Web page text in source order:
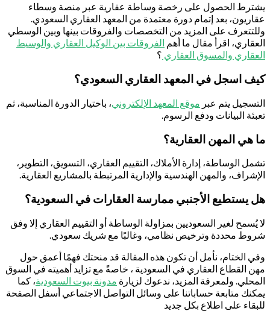
الحصول على رخصة وساطة عقارية عبر منصة وسطاء
بعد إتمام دورة معتمدة من المعهد العقاري السعودي.
على المزيد من التخصصات والفروقات بينها وبين الوسطي
اقرأ مقال ما أهمالفروقات بين الوكيل العقاري والوسيط
والمسوق العقاري ؟
اسجل في المعهد العقاري السعودي؟
يتم عبرموقع المعهد الإلكتروني، باختيار الدورة المناسبة، ثم
البيانات ودفع الرسوم.
هي المهن العقارية؟
الوساطة، إدارة الأملاك، التقييم العقاري، التسويق، التطوير،
والمهن الهندسية والإدارية المرتبطة بالمشاريع العقارية.
يستطيع الأجنبي ممارسة العقارات في السعودية؟
يُسمح لغير السعوديين بمزاولة الوساطة أو التقييم العقاري إلا وفق
محددة وترخيص نظامي، وغالبًا مع شريك سعودي.
الختام، نأمل أن تكون هذه المقالة قد منحتك فهمًا أعمق حول
القطاع العقاري في السعودية ، خاصةً مع تزايد أهميته في السوق
ولمعرفة المزيد، ندعوك لزيارةمدونة بيوت السعودية، كما
متابعة حساباتنا على وسائل التواصل الاجتماعي أسفل الصفحة
على اطلاع بكل جديد